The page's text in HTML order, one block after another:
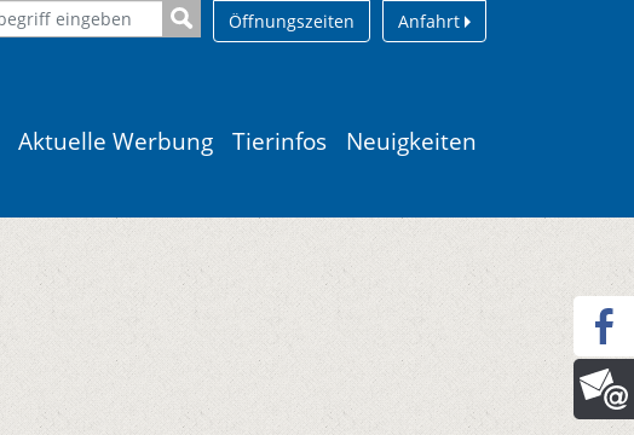
Öffnungszeiten Anfahrt
Aktuelle Werbung Tierinfos Neuigkeiten